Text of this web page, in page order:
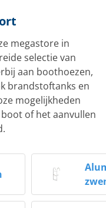
megastore in
selectie van
aan boothoezen,
brandstoftanks en
mogelijkheden
of het aanvullen